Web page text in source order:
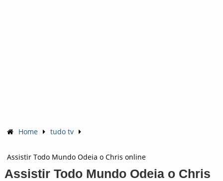
Home tudo tv
Assistir Todo Mundo Odeia o Chris online
Assistir Todo Mundo Odeia o Chris